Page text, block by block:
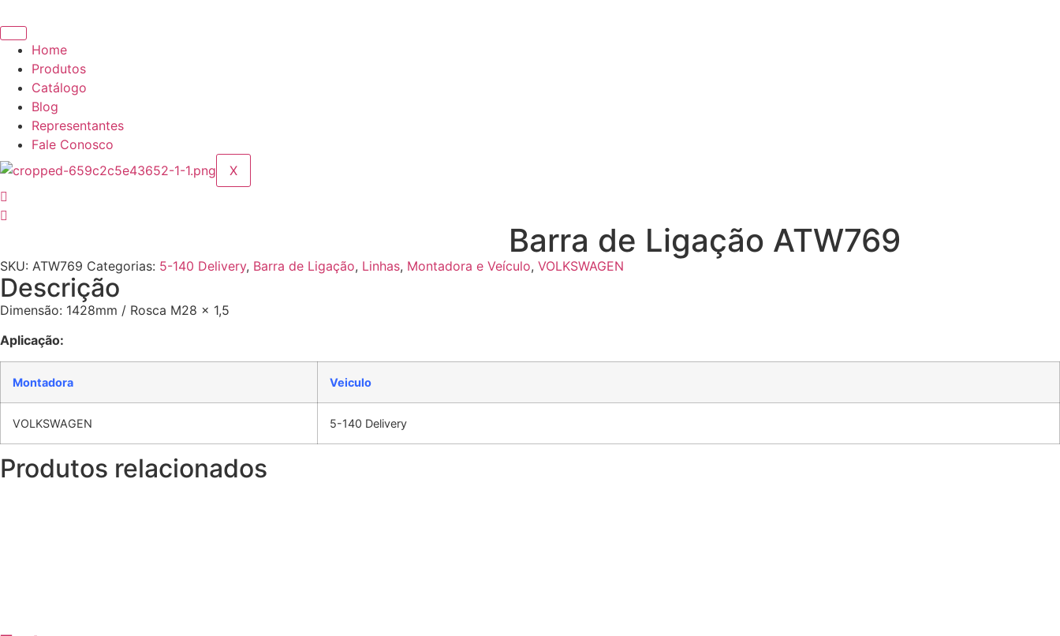
para
conteúdo
Home
Produtos
Catálogo
Blog
Representantes
Fale Conosco
X
Barra de Ligação ATW769
SKU: ATW769 Categorias: 5-140 Delivery, Barra de Ligação, Linhas, Montadora e Veículo, VOLKSWAGEN
Descrição
Dimensão: 1428mm / Rosca M28 x 1,5
Aplicação:
Montadora Veiculo
VOLKSWAGEN 5-140 Delivery
Produtos relacionados